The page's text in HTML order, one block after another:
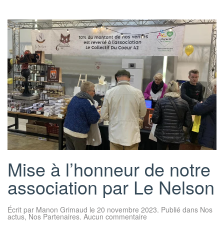
Mise à l’honneur de notre
association par Le Nelson
Écrit par Manon Grimaud le 20 novembre 2023. Publié dans Nos
actus, Nos Partenaires. Aucun commentairesur